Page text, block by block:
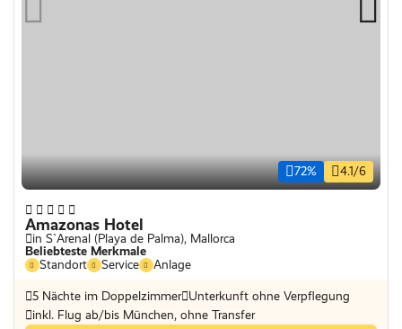
72% 4.1/6
Amazonas Hotel
in S`Arenal (Playa de Palma), Mallorca
Beliebteste Merkmale
Standort
Service Anlage
5 Nächte im Doppelzimmer Unterkunft ohne Verpflegung
inkl. Flug ab/bis München, ohne Transfer